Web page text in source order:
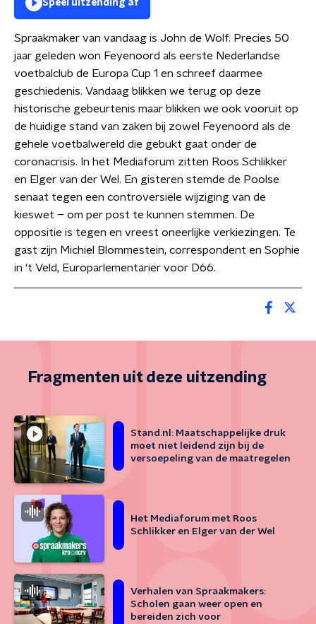
Speel uitzending af
Spraakmaker van vandaag is John de Wolf. Precies 50
jaar geleden won Feyenoord als eerste Nederlandse
voetbalclub de Europa Cup 1 en schreef daarmee
geschiedenis. Vandaag blikken we terug op deze
historische gebeurtenis maar blikken we ook vooruit op
de huidige stand van zaken bij zowel Feyenoord als de
gehele voetbalwereld die gebukt gaat onder de
coronacrisis. In het Mediaforum zitten Roos Schlikker
en Elger van der Wel. En gisteren stemde de Poolse
senaat tegen een controversiële wijziging van de
kieswet – om per post te kunnen stemmen. De
oppositie is tegen en vreest oneerlijke verkiezingen. Te
gast zijn Michiel Blommestein, correspondent en Sophie
in ‘t Veld, Europarlementariër voor D66.
Fragmenten uit deze uitzending
Stand.nl: Maatschappelijke druk
moet niet leidend zijn bij de
versoepeling van de maatregelen
Het Mediaforum met Roos
Schlikker en Elger van der Wel
Verhalen van Spraakmakers:
Scholen gaan weer open en
bereiden zich voor